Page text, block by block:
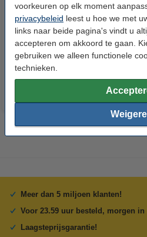
voorkeuren op elk moment
privacybeleid leest u hoe we met
links naar beide pagina's vindt u
accepteren om akkoord te gaan.
gebruiken we alleen functionele
technieken.
123accu Xtreme Power MN1500
Penlite AA batterij 24 stuks
€ 14,95 Incl. 21% btw
Meer dan 5 miljoen klanten!
Voor 23.59 uur besteld, morgen in
Laagsteprijsgarantie!